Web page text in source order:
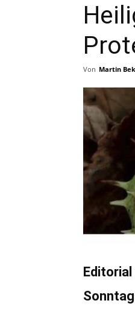
Von Martin